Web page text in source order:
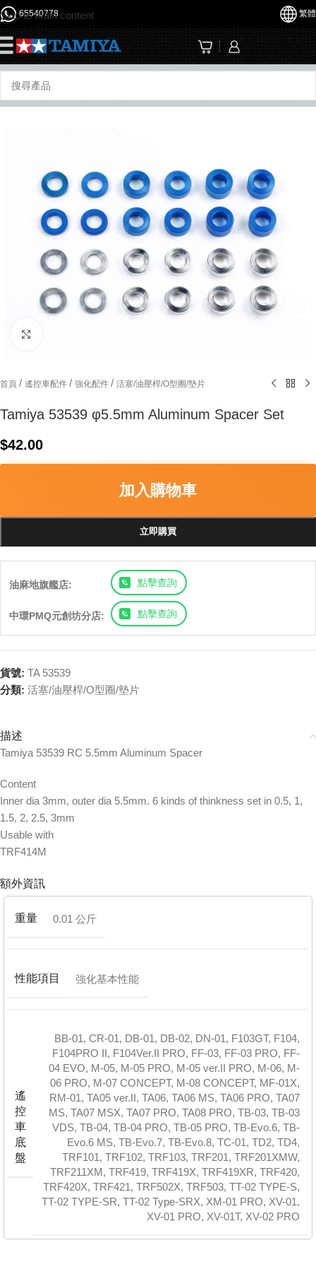
Skip to main content
65540778 繁體
首頁 / 遙控車配件 / 強化配件 / 活塞/油壓桿/O型圈/墊片
Tamiya 53539 φ5.5mm Aluminum Spacer Set
$42.00
加入購物車
立即購買
油麻地旗艦店: 點擊查詢
中環PMQ元創坊分店: 點擊查詢
貨號: TA 53539
分類: 活塞/油壓桿/O型圈/墊片
描述
Tamiya 53539 RC 5.5mm Aluminum Spacer
Content
Inner dia 3mm, outer dia 5.5mm. 6 kinds of thinkness set in 0.5, 1,
1.5, 2, 2.5, 3mm
Usable with
TRF414M
額外資訊
重量 0.01 公斤
性能項目 強化基本性能
遙
控
車
底
盤
BB-01, CR-01, DB-01, DB-02, DN-01, F103GT, F104,
F104PRO II, F104Ver.II PRO, FF-03, FF-03 PRO, FF-
04 EVO, M-05, M-05 PRO, M-05 ver.II PRO, M-06, M-
06 PRO, M-07 CONCEPT, M-08 CONCEPT, MF-01X,
RM-01, TA05 ver.II, TA06, TA06 MS, TA06 PRO, TA07
MS, TA07 MSX, TA07 PRO, TA08 PRO, TB-03, TB-03
VDS, TB-04, TB-04 PRO, TB-05 PRO, TB-Evo.6, TB-
Evo.6 MS, TB-Evo.7, TB-Evo.8, TC-01, TD2, TD4,
TRF101, TRF102, TRF103, TRF201, TRF201XMW,
TRF211XM, TRF419, TRF419X, TRF419XR, TRF420,
TRF420X, TRF421, TRF502X, TRF503, TT-02 TYPE-S,
TT-02 TYPE-SR, TT-02 Type-SRX, XM-01 PRO, XV-01,
XV-01 PRO, XV-01T, XV-02 PRO